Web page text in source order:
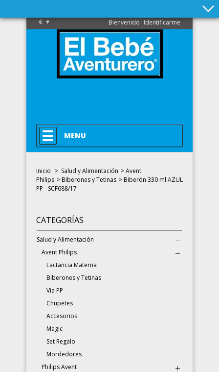
€ Bienvenido Identificarme
MENU
Inicio > Salud y Alimentación >Avent
Philips > Biberones y Tetinas > Biberón 330 ml AZUL
PP - SCF688/17
CATEGORÍAS
Salud y Alimentación
Avent Philips
Lactancia Materna
Biberones y Tetinas
Via PP
Chupetes
Accesorios
Magic
Set Regalo
Mordedores
Philips Avent